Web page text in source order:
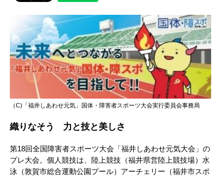
（C)「福井しあわせ元気」国体・障害者スポーツ大会実行委員会事務局
織りなそう 力と技と美しさ
第18回全国障害者スポーツ大会「福井しあわせ元気大会」の
プレ大会。個人競技は、陸上競技（福井県営陸上競技場）水
泳（敦賀市総合運動公園プール）アーチェリー（福井市スポ